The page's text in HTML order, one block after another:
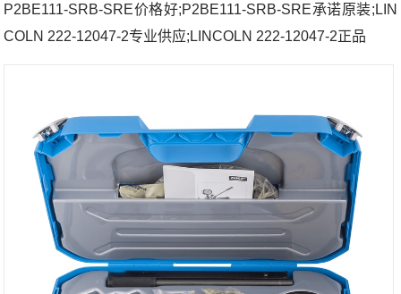
P2BE111-SRB-SRE价格好;P2BE111-SRB-SRE承诺原装;LIN
COLN 222-12047-2专业供应;LINCOLN 222-12047-2正品